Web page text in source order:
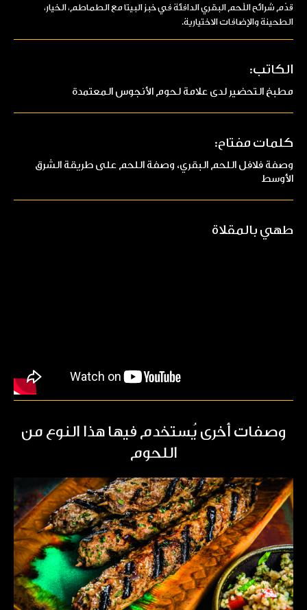
قدّم شرائح اللّحم البقري الدافئة في خبز البيتا مع الطماطم، الخيار،
الطحينة والإضافات الاختيارية.
الكاتب:
مطبخ التحضير لدى علامة لحوم الأنجوس المعتمدة
كلمات مفتاح:
وصفة فلافل اللحم البقري، وصفة اللحم على طريقة الشرق
الأوسط
طهي بالمقلاة
وصفات أخرى يُستخدم فيها هذا النوع من
اللحوم